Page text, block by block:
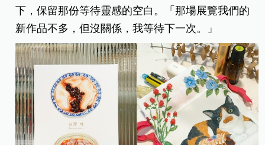
下，保留那份等待靈感的空白。「那場展覽我們的
新作品不多，但沒關係，我等待下一次。」